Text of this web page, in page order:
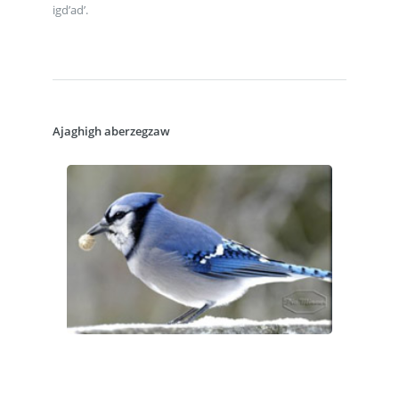
igd’ad’.
Ajaghigh aberzegzaw